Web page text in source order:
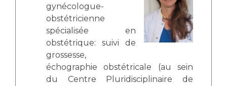
gynécologue-
obstétricienne
spécialisée en
obstétrique: suivi de
grossesse,
échographie obstétricale (au sein
du Centre Pluridisciplinaire de